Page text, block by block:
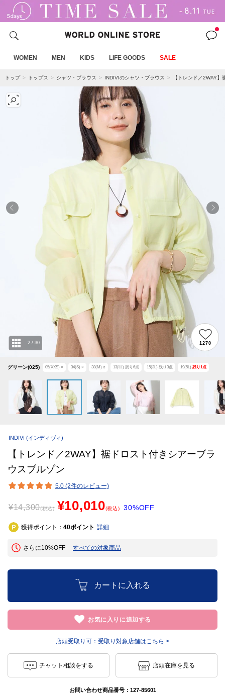
WOMEN MEN KIDS LIFE GOODS SALE
トップ トップス シャツ・ブラウス INDIVIのシャツ・ブラウス 【トレンド／2WAY
グリーン(025) 05(XXS) × 34(S) × 38(M) ○ 13(LL) 残り 6点 15(3L) 残り 3点 19(5L) 残り1 点
2 / 30 1270
INDIVI (インディヴィ)
【トレンド／2WAY】裾ドロスト付きシアーブラ
ウスブルゾン
5.0 (2件のレビュー)
¥14,300(税込) ¥10,010(税込) 30%OFF
獲得ポイント： 40ポイント 詳細
さらに10%OFF すべての対象商品
カートに入れる
お気に入りに追加する
店頭受取り可： 受取り対象店舗はこちら >
チャット相談をする 店頭在庫を見る
お問い合わせ商品番号： 127-85601